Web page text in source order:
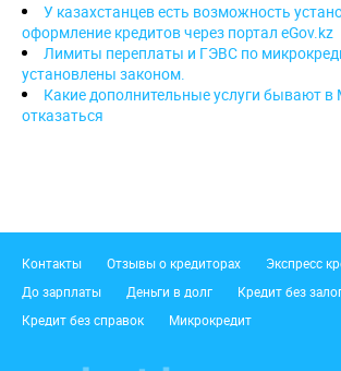
У казахстанцев есть возможность
оформление кредитов через портал eGov.kz
Лимиты переплаты и ГЭВС по
установлены законом.
Какие дополнительные услуги бывают
отказаться
Подвал
Контакты Отзывы о кредиторах
Экспресс
До зарплаты
Деньги в долг
Кредит без
Кредит без справок
Микрокредит